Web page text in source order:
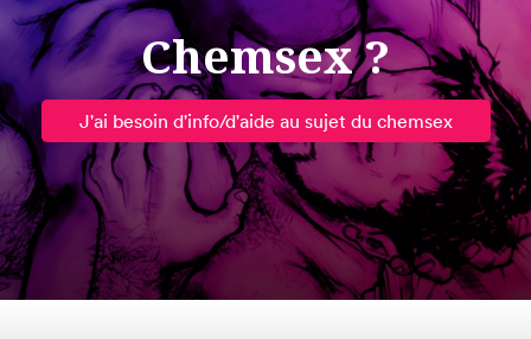
Chemsex ?
J'ai besoin d'info/d'aide au sujet du chemsex